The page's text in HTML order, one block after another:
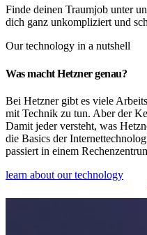
Finde deinen Traumjob unter
dich ganz unkompliziert und
Our technology in a nutshell
Was macht Hetzner genau?
Bei Hetzner gibt es viele
mit Technik zu tun. Aber der
Damit jeder versteht, was
die Basics der
passiert in einem
learn about our technology